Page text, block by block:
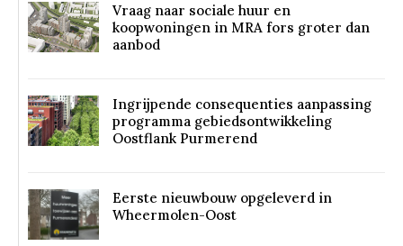
Vraag naar sociale huur en
koopwoningen in MRA fors groter dan
aanbod
Ingrijpende consequenties aanpassing
programma gebiedsontwikkeling
Oostflank Purmerend
Eerste nieuwbouw opgeleverd in
Wheermolen-Oost